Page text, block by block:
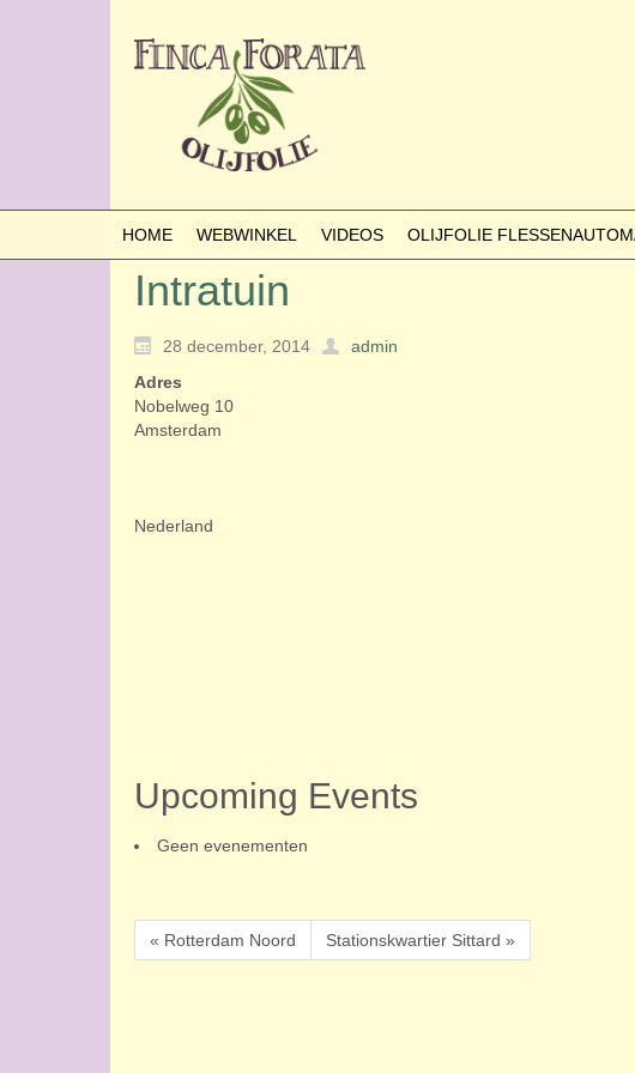
HOME WEBWINKEL VIDEOS OLIJFOLIE
Intratuin
28 december, 2014 admin
Adres
Nobelweg 10
Amsterdam
Nederland
Upcoming Events
Geen evenementen
« Rotterdam Noord Stationskwartier Sittard »